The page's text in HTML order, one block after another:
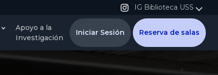
IG Biblioteca USS
Apoyo a la
Investigación
Iniciar Sesión Reserva de salas